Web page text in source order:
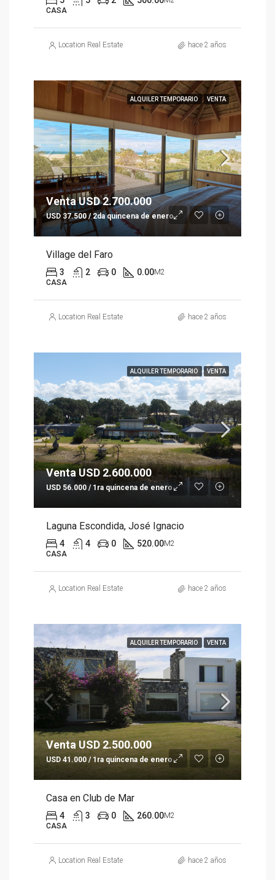
CASA
Location Real Estate hace 2 años
ALQUILER TEMPORARIO VENTA
Venta USD 2.700.000
USD 37.500 / 2da quincena de enero
Village del Faro
3 2 0 0.00M2
CASA
Location Real Estate hace 2 años
ALQUILER TEMPORARIO VENTA
Venta USD 2.600.000
USD 56.000 / 1ra quincena de enero
Laguna Escondida, José Ignacio
4 4 0 520.00M2
CASA
Location Real Estate hace 2 años
ALQUILER TEMPORARIO VENTA
Venta USD 2.500.000
USD 41.000 / 1ra quincena de enero
Casa en Club de Mar
4 3 0 260.00M2
CASA
Location Real Estate hace 2 años